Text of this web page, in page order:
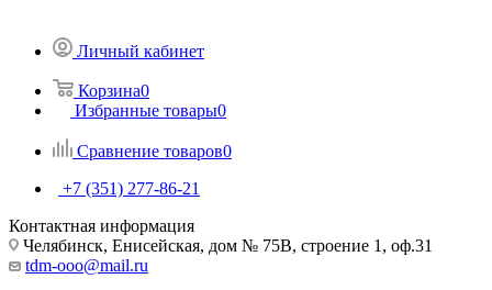
Личный кабинет
Корзина0
Избранные товары0
Сравнение товаров0
+7 (351) 277-86-21
Контактная информация
Челябинск, Енисейская, дом № 75В, строение 1, оф.31
tdm-ooo@mail.ru